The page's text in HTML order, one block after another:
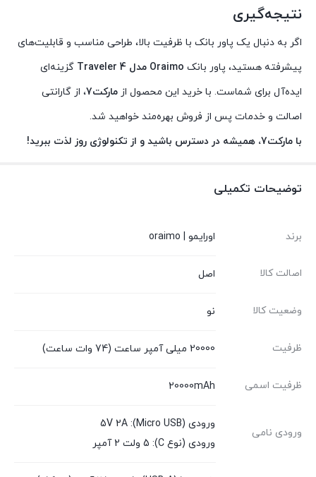
نتیجه‌گیری
اگر به دنبال یک پاور بانک با ظرفیت بالا، طراحی مناسب و قابلیت‌های
پیشرفته هستید، پاور بانک Oraimo مدل Traveler 4
گزینه‌ای
ایده‌آل برای شماست. با خرید این محصول از مارکت7 ، از گارانتی
اصالت و خدمات پس از فروش بهره‌مند خواهید شد.
با مارکت7، همیشه در دسترس باشید و از تکنولوژی روز لذت ببرید!
توضیحات تکمیلی
برند اورایمو | oraimo
اصالت کالا اصل
وضعیت کالا نو
ظرفیت 20000 میلی آمپر ساعت (74 وات ساعت)
ظرفیت اسمی 20000mAh
ورودی نامی
ورودی (Micro USB): 5V 2A
ورودی (نوع C): 5 ولت 2 آمپر